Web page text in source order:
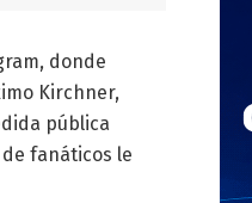
donde
Kirchner,
pública
fanáticos le